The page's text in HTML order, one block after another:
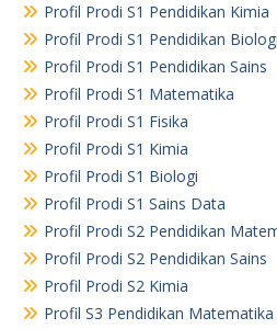
Profil Prodi S1 Pendidikan Kimia
Profil Prodi S1 Pendidikan Biologi
Profil Prodi S1 Pendidikan Sains
Profil Prodi S1 Matematika
Profil Prodi S1 Fisika
Profil Prodi S1 Kimia
Profil Prodi S1 Biologi
Profil Prodi S1 Sains Data
Profil Prodi S2 Pendidikan
Profil Prodi S2 Pendidikan Sains
Profil Prodi S2 Kimia
Profil S3 Pendidikan Matematika